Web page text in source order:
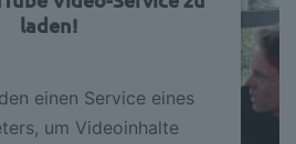
laden!
einen Service eines
um Videoinhalte